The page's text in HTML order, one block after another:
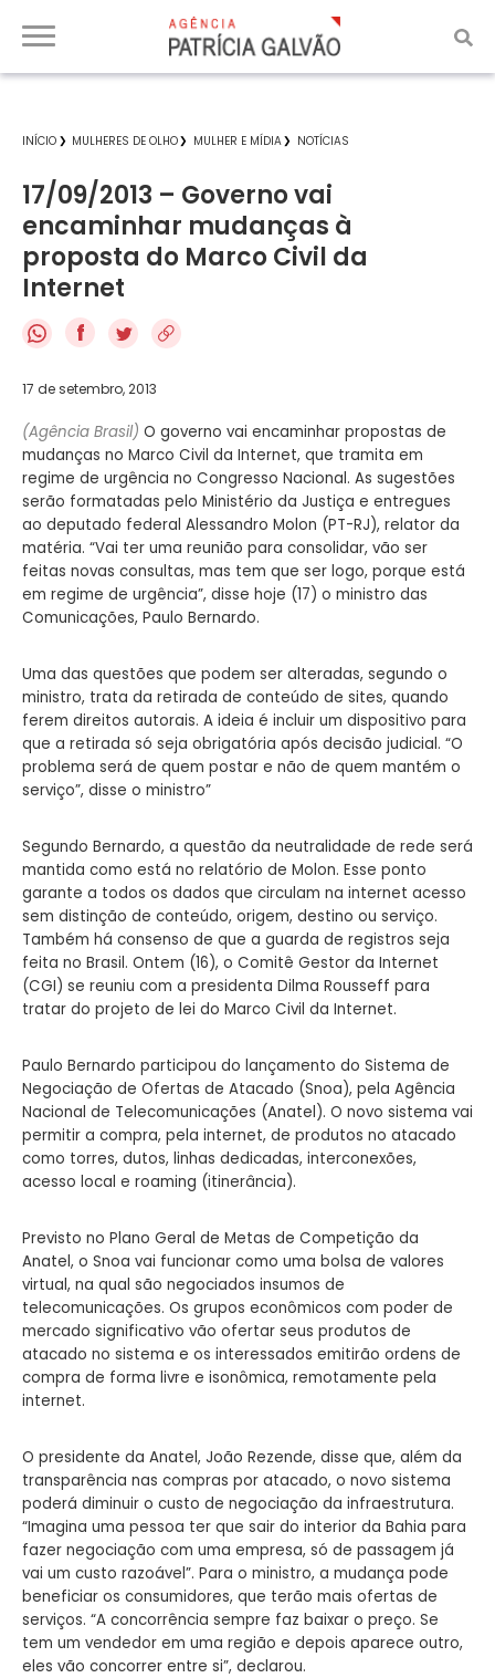
INÍCIO MULHERES DE OLHO MULHER E MÍDIA NOTÍCIAS
17/09/2013 – Governo vai
encaminhar mudanças à
proposta do Marco Civil da
Internet
f
17 de setembro, 2013
(Agência Brasil) O governo vai encaminhar propostas de
mudanças no Marco Civil da Internet, que tramita em
regime de urgência no Congresso Nacional. As sugestões
serão formatadas pelo Ministério da Justiça e entregues
ao deputado federal Alessandro Molon (PT-RJ), relator da
matéria. “Vai ter uma reunião para consolidar, vão ser
feitas novas consultas, mas tem que ser logo, porque está
em regime de urgência”, disse hoje (17) o ministro das
Comunicações, Paulo Bernardo.
Uma das questões que podem ser alteradas, segundo o
ministro, trata da retirada de conteúdo de sites, quando
ferem direitos autorais. A ideia é incluir um dispositivo para
que a retirada só seja obrigatória após decisão judicial. “O
problema será de quem postar e não de quem mantém o
serviço”, disse o ministro”
Segundo Bernardo, a questão da neutralidade de rede será
mantida como está no relatório de Molon. Esse ponto
garante a todos os dados que circulam na internet acesso
sem distinção de conteúdo, origem, destino ou serviço.
Também há consenso de que a guarda de registros seja
feita no Brasil. Ontem (16), o Comitê Gestor da Internet
(CGI) se reuniu com a presidenta Dilma Rousseff para
tratar do projeto de lei do Marco Civil da Internet.
Paulo Bernardo participou do lançamento do Sistema de
Negociação de Ofertas de Atacado (Snoa), pela Agência
Nacional de Telecomunicações (Anatel). O novo sistema vai
permitir a compra, pela internet, de produtos no atacado
como torres, dutos, linhas dedicadas, interconexões,
acesso local e roaming (itinerância).
Previsto no Plano Geral de Metas de Competição da
Anatel, o Snoa vai funcionar como uma bolsa de valores
virtual, na qual são negociados insumos de
telecomunicações. Os grupos econômicos com poder de
mercado significativo vão ofertar seus produtos de
atacado no sistema e os interessados emitirão ordens de
compra de forma livre e isonômica, remotamente pela
internet.
O presidente da Anatel, João Rezende, disse que, além da
transparência nas compras por atacado, o novo sistema
poderá diminuir o custo de negociação da infraestrutura.
“Imagina uma pessoa ter que sair do interior da Bahia para
fazer negociação com uma empresa, só de passagem já
vai um custo razoável”. Para o ministro, a mudança pode
beneficiar os consumidores, que terão mais ofertas de
serviços. “A concorrência sempre faz baixar o preço. Se
tem um vendedor em uma região e depois aparece outro,
eles vão concorrer entre si”, declarou.